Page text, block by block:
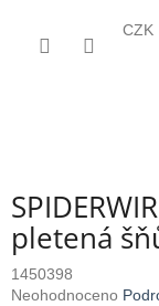
CZK
pletená
1450398
Průměrné
Neohodnoceno